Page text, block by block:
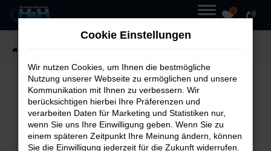
Zum
0
UNSERFAHRZEUGMARKT
Cookie Einstellungen
Wir nutzen Cookies, um Ihnen die bestmögliche
Nutzung unserer Webseite zu ermöglichen und unsere
Kommunikation mit Ihnen zu verbessern. Wir
berücksichtigen hierbei Ihre Präferenzen und
verarbeiten Daten für Marketing und Statistiken nur,
wenn Sie uns Ihre Einwilligung geben. Wenn Sie zu
einem späteren Zeitpunkt Ihre Meinung ändern, können
Sie die Einwilligung jederzeit für die Zukunft widerrufen.